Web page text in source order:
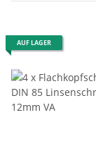
AUF LAGER